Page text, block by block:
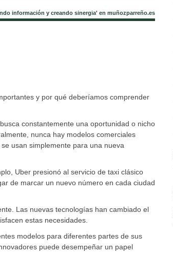
información y creando sinergia' en muñozparreño.es
y por qué deberíamos comprender
constantemente una oportunidad o nicho
nunca hay modelos comerciales
usan simplemente para una nueva
Uber presionó al servicio de taxi clásico
de marcar un nuevo número en cada ciudad
Las nuevas tecnologías han cambiado el
estas necesidades.
modelos para diferentes partes de sus
puede desempeñar un papel